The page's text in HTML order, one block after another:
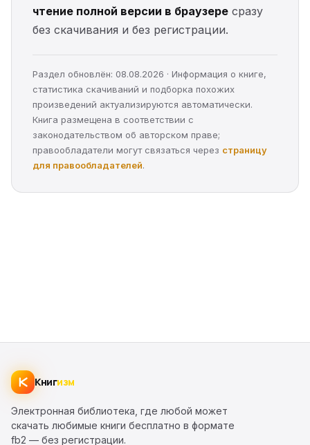
чтение полной версии в браузере сразу
без скачивания и без регистрации.
Раздел обновлён: 08.08.2026 · Информация о книге,
статистика скачиваний и подборка похожих
произведений актуализируются автоматически.
Книга размещена в соответствии с
законодательством об авторском праве;
правообладатели могут связаться через страницу
для правообладателей.
Книгизм
Электронная библиотека, где любой может
скачать любимые книги бесплатно в формате
fb2 — без регистрации.